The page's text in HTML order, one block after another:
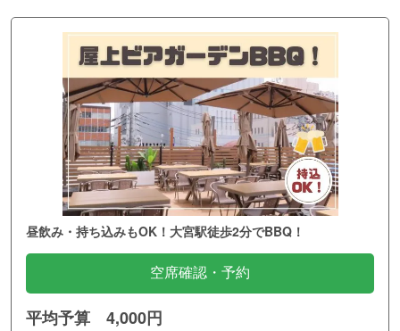
昼飲み・持ち込みもOK！大宮駅徒歩2分でBBQ！
空席確認・予約
平均予算 4,000円